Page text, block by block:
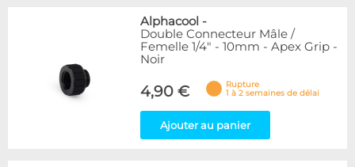
Alphacool -
Double Connecteur Mâle /
Femelle 1/4" - 10mm - Apex Grip -
Noir
4,90 €
Rupture
1 à 2 semaines de délai
Ajouter au panier